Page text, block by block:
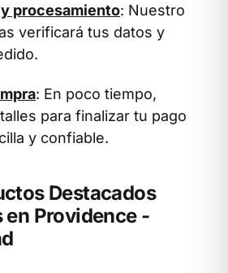
procesamiento: Nuestro
verificará tus datos y
: En poco tiempo,
para finalizar tu pago
y confiable.
Destacados
en Providence -